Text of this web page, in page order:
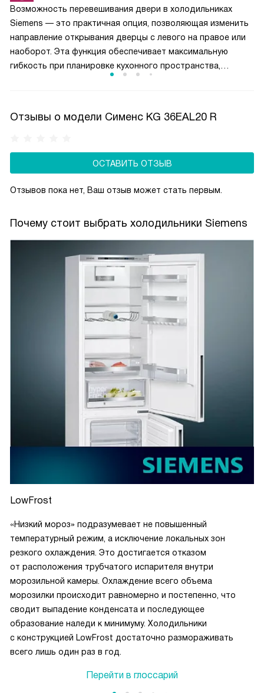
образование наледи к минимуму. Холодильники
c конструкцией LowFrost достаточно размораживать
всего лишь один раз в год.
Возможность перевешивания двери в холодильниках
Siemens — это практичная опция, позволяющая изменить
направление открывания дверцы с левого на правое или
наоборот. Эта функция обеспечивает максимальную
гибкость при планировке кухонного пространства,
Siemens тщательно продумана, чтобы процесс
быть выполнен самостоятельно с помощью базового
набора инструментов, делая использование холодильника
Отзывы о модели Сименс KG 36EAL20 R
ОСТАВИТЬ ОТЗЫВ
Отзывов пока нет, Ваш отзыв может стать первым.
Почему стоит выбрать холодильники Siemens
LowFrost
«Низкий мороз» подразумевает не повышенный
температурный режим, а исключение локальных зон
резкого охлаждения. Это достигается отказом
от расположения трубчатого испарителя внутри
морозильной камеры. Охлаждение всего объема
морозилки происходит равномерно и постепенно, что
сводит выпадение конденсата и последующее
образование наледи к минимуму. Холодильники
c конструкцией LowFrost достаточно размораживать
всего лишь один раз в год.
Перейти в глоссарий